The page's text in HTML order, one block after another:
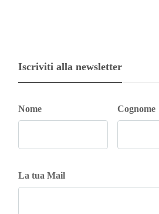
Iscriviti alla newsletter
Nome Cognome
La tua Mail